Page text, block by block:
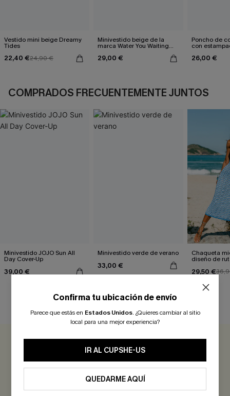
Vestido mini beige Dreamy
Tides
22,40 €24,90 €
Minivestido beige de la
marca Water You Waiting
29,00 €
Poncho de
con
26,00 €
COMPRADOS FRECUENTEMENTE JUNTOS
Minivestido JOJO Sun All
Day Cover-Up
39,00 €
Minivestido verde de verano
33,00 €
Chaqueta
diseño de
29,50 €
RESEÑAS DE CLIENTES
0.0
Sé el Primero en Reseñar
¡Gana más de 30 puntos por cada reseña que dejes!
Confirma tu ubicación de envío
Parece que estás en Estados Unidos. ¿Quieres cambiar al sitio
local para una mejor experiencia?
IR AL CUPSHE-US
QUEDARME AQUÍ